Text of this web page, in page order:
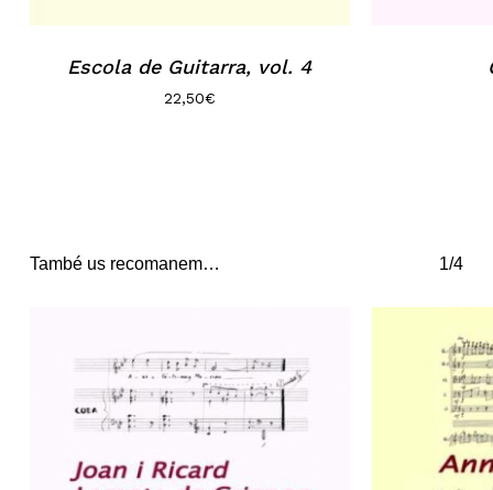
Escola de Guitarra, vol. 4
22,50€
També us recomanem… 1/4